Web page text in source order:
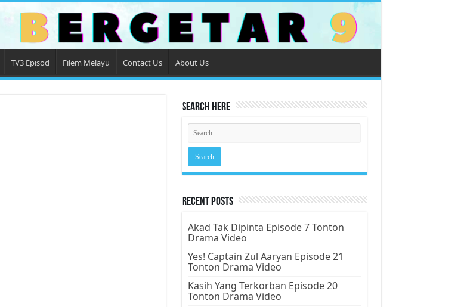
TV3 Episod Filem Melayu Contact Us About Us
Search Here
Recent Posts
Akad Tak Dipinta Episode 7 Tonton
Drama Video
Yes! Captain Zul Aaryan Episode 21
Tonton Drama Video
Kasih Yang Terkorban Episode 20
Tonton Drama Video